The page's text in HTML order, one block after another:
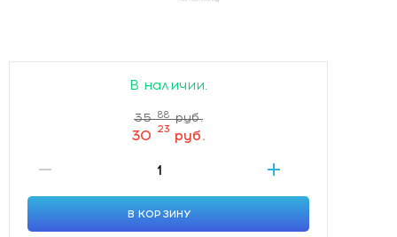
В наличии.
35 88 руб.
30 23 руб.
В КОРЗИНУ